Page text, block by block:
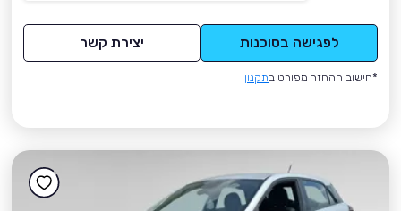
לפגישה בסוכנות יצירת קשר
*חישוב ההחזר מפורט בתקנון